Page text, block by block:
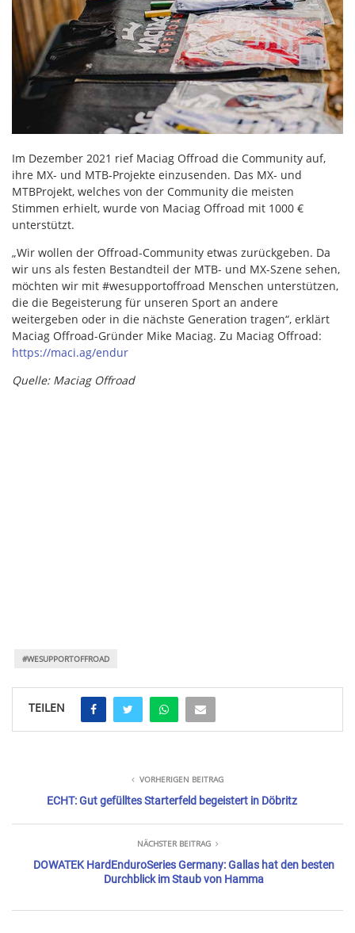
Im Dezember 2021 rief Maciag Offroad die Community auf,
ihre MX- und MTB-Projekte einzusenden. Das MX- und
MTBProjekt, welches von der Community die meisten
Stimmen erhielt, wurde von Maciag Offroad mit 1000 €
unterstützt.
„Wir wollen der Offroad-Community etwas zurückgeben. Da
wir uns als festen Bestandteil der MTB- und MX-Szene sehen,
möchten wir mit #wesupportoffroad Menschen unterstützen,
die die Begeisterung für unseren Sport an andere
weitergeben oder in die nächste Generation tragen“, erklärt
Maciag Offroad-Gründer Mike Maciag. Zu Maciag Offroad:
https://maci.ag/endur
Quelle: Maciag Offroad
#WESUPPORTOFFROAD
TEILEN
VORHERIGEN BEITRAG
ECHT: Gut gefülltes Starterfeld begeistert in Döbritz
NÄCHSTER BEITRAG
DOWATEK HardEnduroSeries Germany: Gallas hat den besten
Durchblick im Staub von Hamma